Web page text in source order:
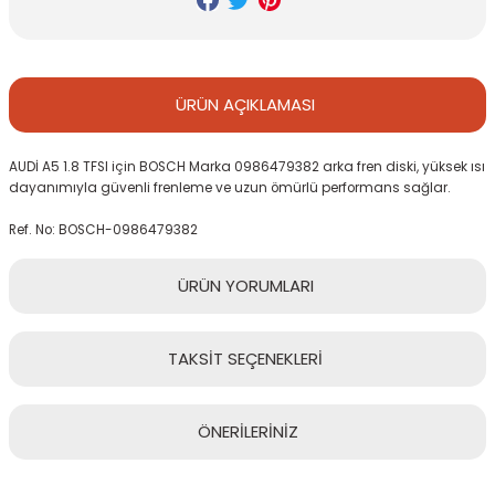
ÜRÜN AÇIKLAMASI
AUDİ A5 1.8 TFSI için BOSCH Marka 0986479382 arka fren diski, yüksek ısı
dayanımıyla güvenli frenleme ve uzun ömürlü performans sağlar.
Ref. No: BOSCH-0986479382
ÜRÜN YORUMLARI
TAKSİT SEÇENEKLERİ
ÖNERİLERİNİZ